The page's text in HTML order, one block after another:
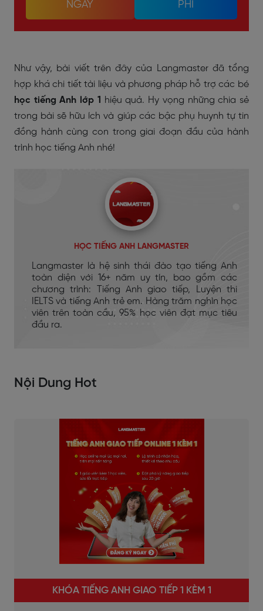
NGAY
PHÍ
Như vậy, bài viết trên đây của Langmaster đã tổng
hợp khá chi tiết tài liệu và phương pháp hỗ trợ các bé
học tiếng Anh lớp 1
hiệu quả. Hy vọng những chia sẻ
trong bài sẽ hữu ích và giúp các bậc phụ huynh tự tin
đồng hành cùng con trong giai đoạn đầu của hành
trình học tiếng Anh nhé!
HỌC TIẾNG ANH LANGMASTER
Langmaster là hệ sinh thái đào tạo tiếng Anh
toàn diện với 16+ năm uy tín, bao gồm các
chương trình: Tiếng Anh giao tiếp, Luyện thi
IELTS và tiếng Anh trẻ em. Hàng trăm nghìn học
viên trên toàn cầu, 95% học viên đạt mục tiêu
đầu ra.
Nội Dung Hot
KHÓA TIẾNG ANH GIAO TIẾP 1 KÈM 1